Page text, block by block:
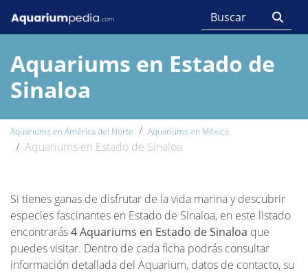
Aquariums en Estado de
Sinaloa
Aquariums en América del Norte Aquariums en México
Aquariums en Estado de Sinaloa
Si tienes ganas de disfrutar de la vida marina y descubrir
especies fascinantes en Estado de Sinaloa, en este listado
encontrarás4 Aquariums en Estado de Sinaloa que
puedes visitar. Dentro de cada ficha podrás consultar
información detallada del Aquarium, datos de contacto, su